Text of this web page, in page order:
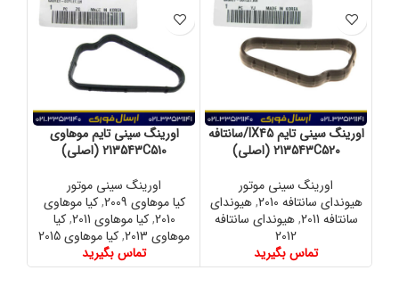
اورینگ سینی تایم IX45/سانتافه
213543C520 (اصلی)
اورینگ سینی موتور
هیوندای سانتافه 2010
,هیوندای
سانتافه 2011
,هیوندای سانتافه
2012
تماس بگیرید
اورینگ سینی تایم موهاوی
213543C510 (اصلی)
اورینگ سینی موتور
کیا موهاوی 2009
,کیا موهاوی
2010
,کیا موهاوی 2011 ,کیا
موهاوی 2013
,کیا موهاوی 2015
تماس بگیرید